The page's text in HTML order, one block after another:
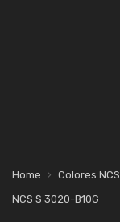
Home Colores NCS
NCS S 3020-B10G